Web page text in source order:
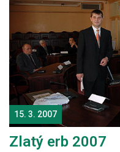
15. 3. 2007
Zlatý erb 2007